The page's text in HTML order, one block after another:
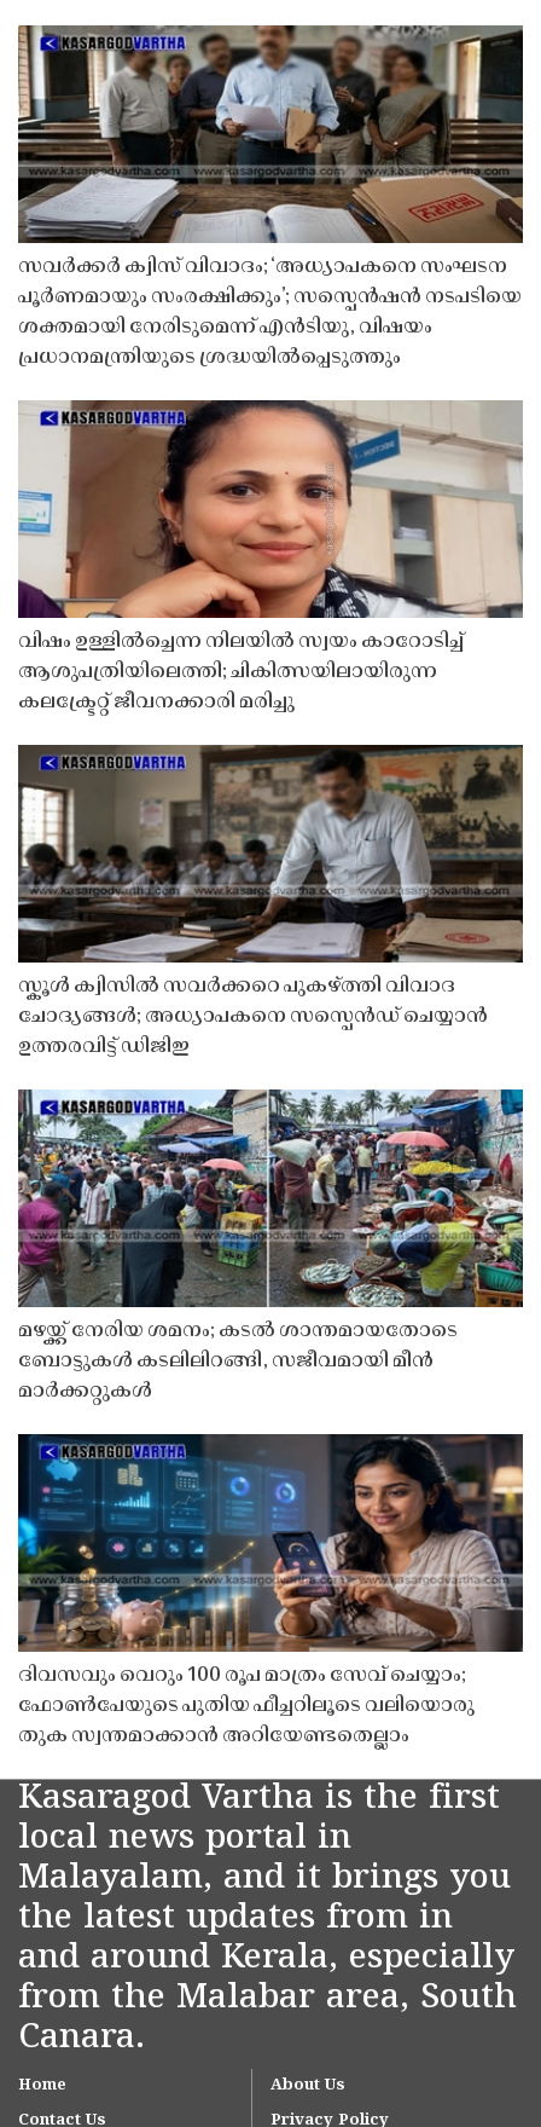
സവർക്കർ ക്വിസ് വിവാദം; ‘അധ്യാപകനെ സംഘടന
പൂർണമായും സംരക്ഷിക്കും’; സസ്പെൻഷൻ നടപടിയെ
ശക്തമായി നേരിടുമെന്ന് എൻടിയു, വിഷയം
പ്രധാനമന്ത്രിയുടെ ശ്രദ്ധയിൽപ്പെടുത്തും
വിഷം ഉള്ളിൽച്ചെന്ന നിലയിൽ സ്വയം കാറോടിച്ച്
ആശുപത്രിയിലെത്തി; ചികിത്സയിലായിരുന്ന
കലക്ട്രേറ്റ് ജീവനക്കാരി മരിച്ചു
സ്കൂൾ ക്വിസിൽ സവർക്കറെ പുകഴ്ത്തി വിവാദ
ചോദ്യങ്ങൾ; അധ്യാപകനെ സസ്പെൻഡ് ചെയ്യാൻ
ഉത്തരവിട്ട് ഡിജിഇ
മഴയ്ക്ക് നേരിയ ശമനം; കടൽ ശാന്തമായതോടെ
ബോട്ടുകൾ കടലിലിറങ്ങി, സജീവമായി മീൻ
മാർക്കറ്റുകൾ
ദിവസവും വെറും 100 രൂപ മാത്രം സേവ് ചെയ്യാം;
ഫോൺപേയുടെ പുതിയ ഫീച്ചറിലൂടെ വലിയൊരു
തുക സ്വന്തമാക്കാൻ അറിയേണ്ടതെല്ലാം
Kasaragod Vartha is the first
local news portal in
Malayalam, and it brings you
the latest updates from in
and around Kerala, especially
from the Malabar area, South
Canara.
Home
About Us
Contact Us
Privacy Policy